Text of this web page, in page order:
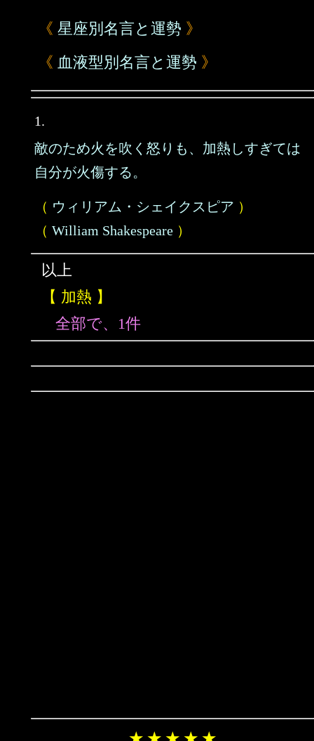
《 星座別名言と運勢 》
《 血液型別名言と運勢 》
1.
敵のため火を吹く怒りも、加熱しすぎては
自分が火傷する。
（ ウィリアム・シェイクスピア ）
（ William Shakespeare ）
以上
【 加熱 】
全部で、1件